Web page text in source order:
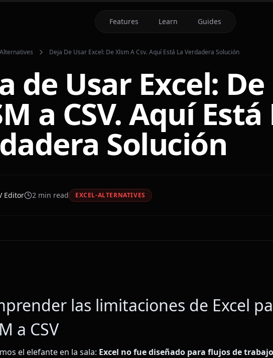
Features Learn Guides
Deja De Usar Excel: De Xlsm A Csv. Aquí Está La Verdadera Solución
de Usar Excel: De
a CSV. Aquí Está
Solución
Editor 2 min read EXCEL-ALTERNATIVES
las limitaciones de Excel
a CSV
el elefante en la sala: Excel no fue diseñado para flujos de